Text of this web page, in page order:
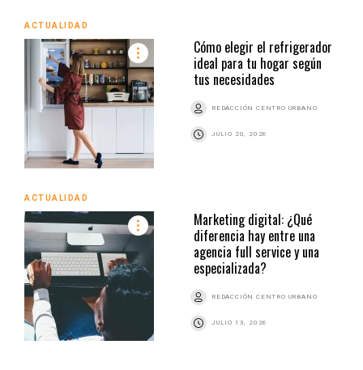
ACTUALIDAD
Cómo elegir el refrigerador
ideal para tu hogar según
tus necesidades
REDACCIÓN CENTRO URBANO
JULIO 20, 2026
ACTUALIDAD
Marketing digital: ¿Qué
diferencia hay entre una
agencia full service y una
especializada?
REDACCIÓN CENTRO URBANO
JULIO 13, 2026